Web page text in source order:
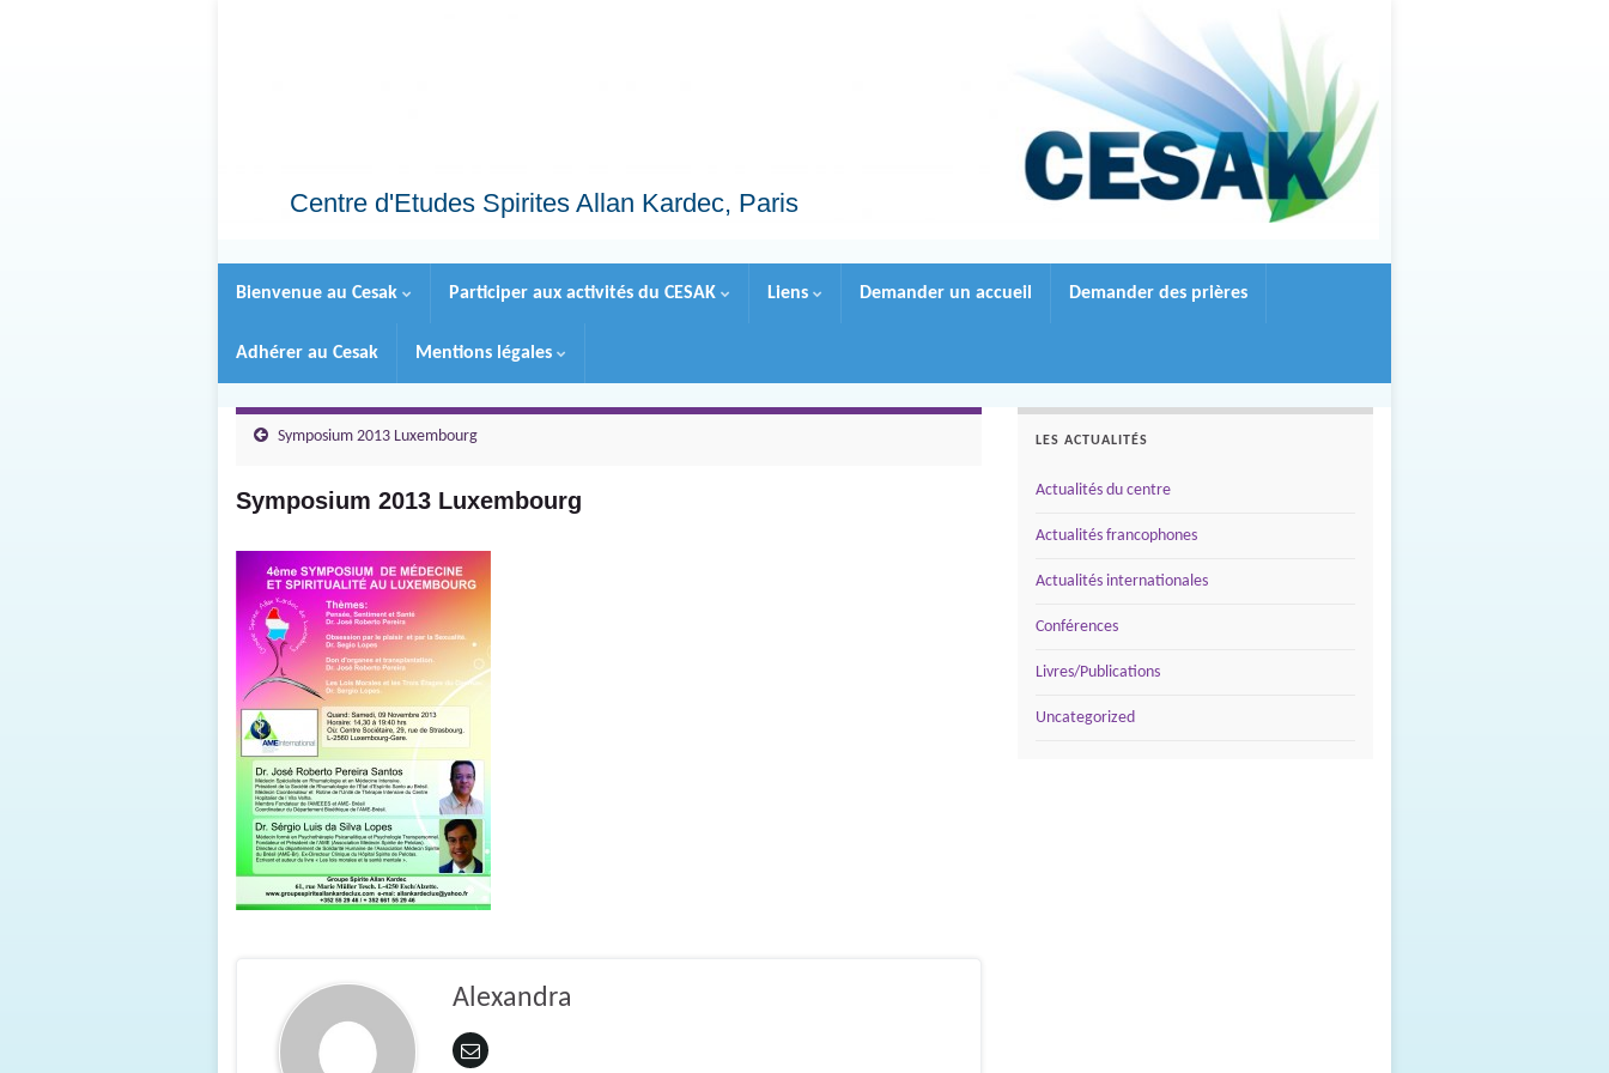
Centre d'Etudes Spirites Allan Kardec, Paris
Bienvenue au Cesak Participer aux activités du CESAK Liens Demander un accueil Demander des prières
Adhérer au Cesak Mentions légales
Symposium 2013 Luxembourg
Symposium 2013 Luxembourg
Alexandra
LES ACTUALITÉS
Actualités du centre
Actualités francophones
Actualités internationales
Conférences
Livres/Publications
Uncategorized